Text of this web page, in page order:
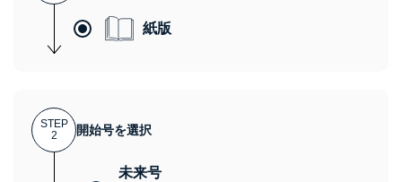
紙版
STEP
2
開始号を選択
未来号